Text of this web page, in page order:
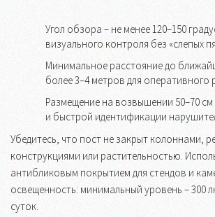
Угол обзора – не менее 120–150
визуального контроля без «слепых
Минимальное расстояние до
более 3–4 метров для оперативного
Размещение на возвышении 50–70
и быстрой идентификации
Убедитесь, что пост не закрыт колоннами,
конструкциями или растительностью.
антибликовым покрытием для стендов и
освещенность: минимальный уровень – 300
суток.